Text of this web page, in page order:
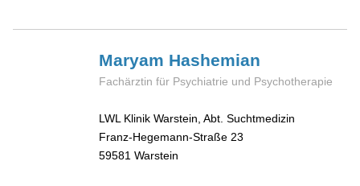
Maryam Hashemian
Fachärztin für Psychiatrie und Psychotherapie
LWL Klinik Warstein, Abt. Suchtmedizin
Franz-Hegemann-Straße 23
59581 Warstein